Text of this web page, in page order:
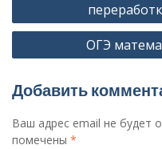
записям
ОГЭ
Добавить
Ваш адрес email не будет
помечены *